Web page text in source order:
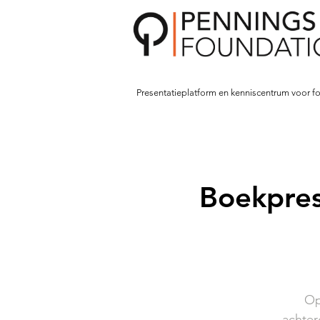
Presentatieplatform en kenniscentrum voor